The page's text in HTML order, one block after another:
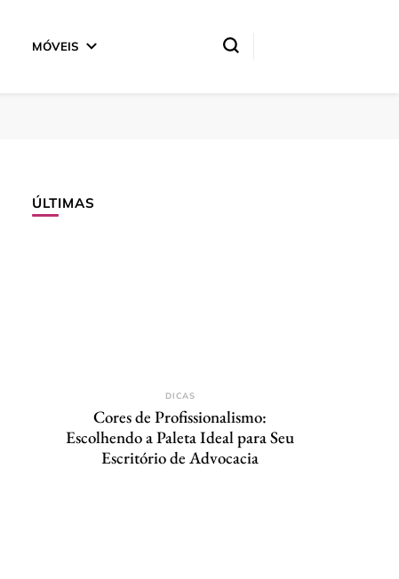
MÓVEIS
ÚLTIMAS
DICAS
Cores de Profissionalismo:
Escolhendo a Paleta Ideal para Seu
Escritório de Advocacia